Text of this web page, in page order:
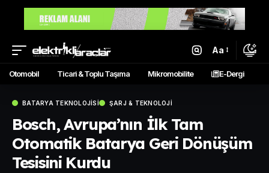
Aa
Otomobil Ticari & Toplu Taşıma Mikromobilite E-Dergi
BATARYA TEKNOLOJISI ŞARJ & TEKNOLOJI
Bosch, Avrupa’nın İlk Tam
Otomatik Batarya Geri Dönüşüm
Tesisini Kurdu